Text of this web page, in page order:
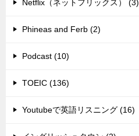
Netflix（ネットフリックス） (3)
Phineas and Ferb (2)
Podcast (10)
TOEIC (136)
Youtubeで英語リスニング (16)